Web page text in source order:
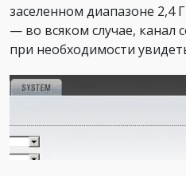
заселенном диапазоне 2,4
— во всяком случае, канал
при необходимости